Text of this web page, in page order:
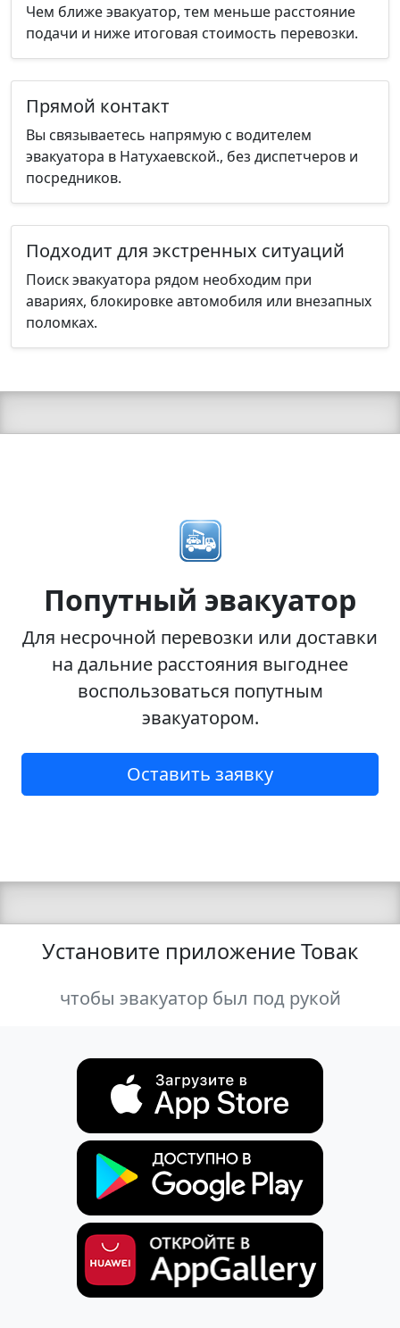
Чем ближе эвакуатор, тем меньше расстояние
подачи и ниже итоговая стоимость перевозки.
Прямой контакт
Вы связываетесь напрямую с водителем
эвакуатора в Натухаевской., без диспетчеров и
посредников.
Подходит для экстренных ситуаций
Поиск эвакуатора рядом необходим при
авариях, блокировке автомобиля или внезапных
поломках.
Попутный эвакуатор
Для несрочной перевозки или доставки
на дальние расстояния выгоднее
воспользоваться попутным
эвакуатором.
Оставить заявку
Установите приложение Товак
чтобы эвакуатор был под рукой